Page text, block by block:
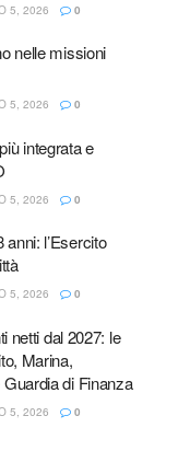
5, 2026 0
nelle missioni
5, 2026 0
integrata e
5, 2026 0
anni: l’Esercito
5, 2026 0
netti dal 2027: le
Marina,
di Finanza
5, 2026 0